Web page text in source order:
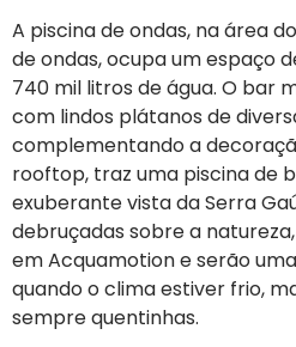
A piscina de ondas, na área
de ondas, ocupa um espaço
740 mil litros de água. O bar
com lindos plátanos de
complementando a
rooftop, traz uma piscina de
exuberante vista da Serra
debruçadas sobre a
em Acquamotion e serão
quando o clima estiver frio,
sempre quentinhas.